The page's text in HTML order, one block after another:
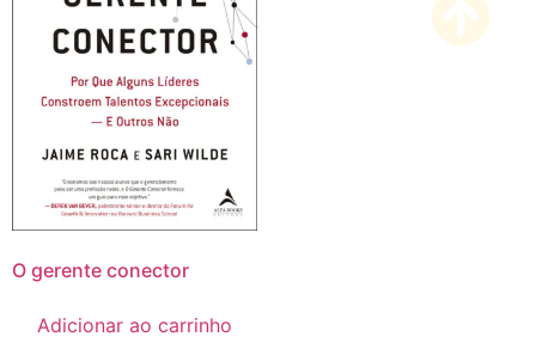
O gerente conector
Adicionar ao carrinho